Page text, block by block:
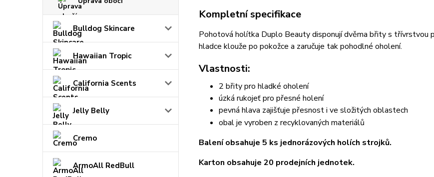
Bulldog Skincare
Hawaiian Tropic
California Scents
Jelly Belly
Cremo
ArmoAll RedBull
Kompletní specifikace
Pohotová holítka Duplo Beauty disponují dvěma břity s třívrstvou
hladce klouže po pokožce a zaručuje tak pohodlné oholení.
Vlastnosti:
2 břity pro hladké oholení
úzká rukojeť pro přesné holení
pevná hlava zajišťuje přesnost i ve složitých oblastech
obal je vyroben z recyklovaných materiálů
Balení obsahuje 5 ks jednorázových holích strojků.
Karton obsahuje 20 prodejních jednotek.